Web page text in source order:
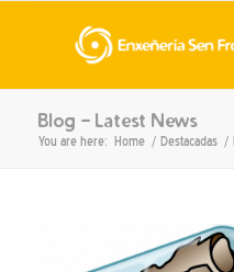
Blog - Latest News
You are here: Home / Destacadas /